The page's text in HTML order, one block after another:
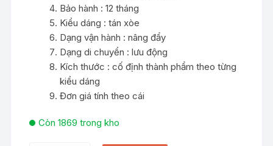
Bảo hành : 12 tháng
Kiểu dáng : tán xòe
Dạng vận hành : nâng đẩy
Dạng di chuyển : lưu động
Kích thước : cố định thành phẩm theo từng
kiểu dáng
Đơn giá tính theo cái
Còn 1869 trong kho